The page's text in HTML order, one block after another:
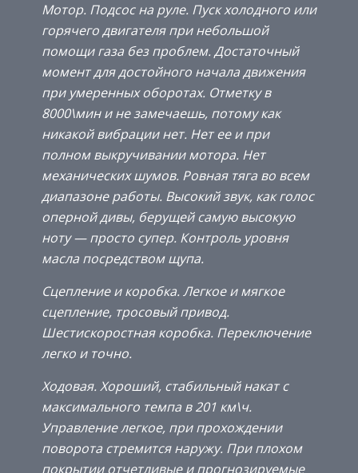
Мотор. Подсос на руле. Пуск холодного или
горячего двигателя при небольшой
помощи газа без проблем. Достаточный
момент для достойного начала движения
при умеренных оборотах. Отметку в
8000\мин и не замечаешь, потому как
никакой вибрации нет. Нет ее и при
полном выкручивании мотора. Нет
механических шумов. Ровная тяга во всем
диапазоне работы. Высокий звук, как голос
оперной дивы, берущей самую высокую
ноту — просто супер. Контроль уровня
масла посредством щупа.
Сцепление и коробка. Легкое и мягкое
сцепление, тросовый привод.
Шестискоростная коробка. Переключение
легко и точно.
Ходовая. Хороший, стабильный накат с
максимального темпа в 201 км\ч.
Управление легкое, при прохождении
поворота стремится наружу. При плохом
покрытии отчетливые и прогнозируемые